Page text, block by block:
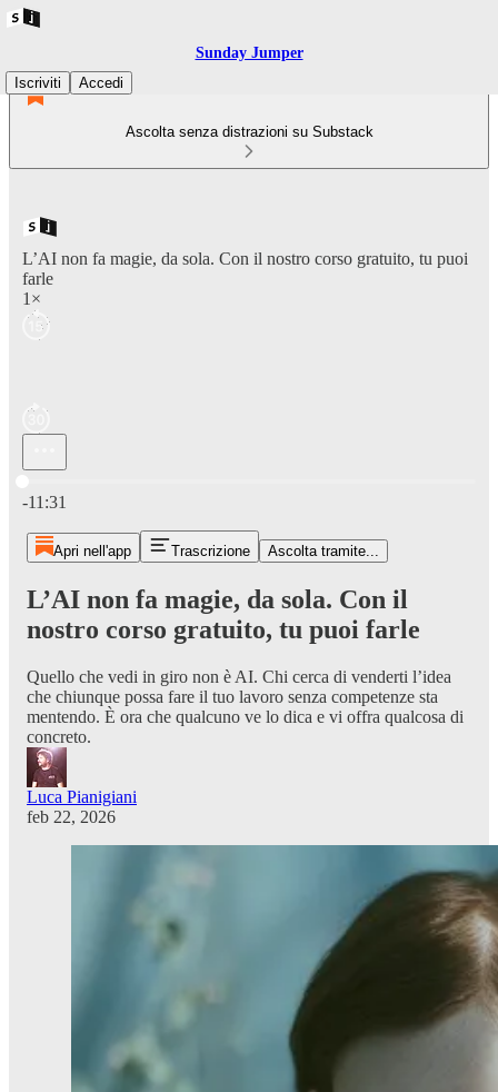
Sunday Jumper
Iscriviti
Accedi
Ascolta senza distrazioni su Substack
L’AI non fa magie, da sola. Con il nostro corso gratuito, tu puoi
farle
1×
-11:31
Apri nell'app Trascrizione Ascolta tramite...
L’AI non fa magie, da sola. Con il
nostro corso gratuito, tu puoi farle
Quello che vedi in giro non è AI. Chi cerca di venderti l’idea
che chiunque possa fare il tuo lavoro senza competenze sta
mentendo. È ora che qualcuno ve lo dica e vi offra qualcosa di
concreto.
Luca Pianigiani
feb 22, 2026